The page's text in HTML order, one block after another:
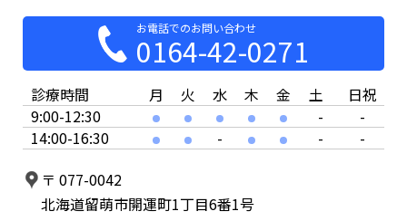
お電話でのお問い合わせ
0164-42-0271
診療時間 月 火 水 木 金 土
日祝
9:00-12:30
-
-
14:00-16:30
- -
-
〒 077-0042
北海道留萌市開運町1丁目6番1号